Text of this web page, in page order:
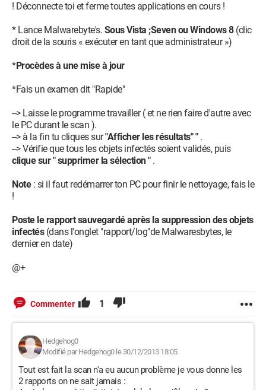
! Déconnecte toi et ferme toutes applications en cours !
* Lance Malwarebyte's. Sous Vista ;Seven ou Windows 8(clic
droit de la souris « exécuter en tant que administrateur »)
*Procèdes à une mise à jour
*Fais un examen dit "Rapide"
--> Laisse le programme travailler ( et ne rien faire d'autre avec
le PC durant le scan ).
--> à la fin tu cliques sur"Afficher les résultats" ".
--> Vérifie que tous les objets infectés soient validés, puis
clique sur " supprimer la sélection ".
Note: si il faut redémarrer ton PC pour finir le nettoyage, fais le
!
Poste le rapport sauvegardé après la suppression des objets
infectés(dans l'onglet "rapport/log"de Malwaresbytes, le
dernier en date)
@+
Commenter 1
Hedgehog0
Modifié par Hedgehog0 le 30/12/2013 18:05
Tout est fait la scan n'a eu aucun problème je vous donne les
2 rapports on ne sait jamais :